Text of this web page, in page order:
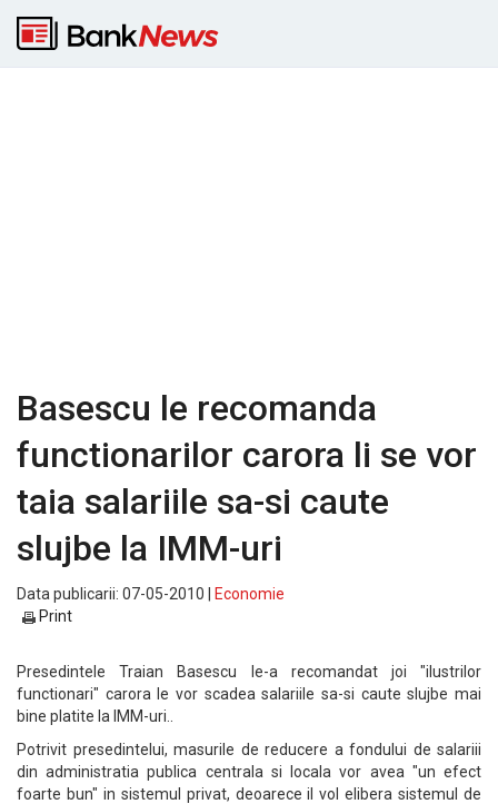
Basescu le recomanda
functionarilor carora li se vor
taia salariile sa-si caute
slujbe la IMM-uri
Data publicarii: 07-05-2010 |
Economie
Print
Presedintele Traian Basescu le-a recomandat joi "ilustrilor
functionari" carora le vor scadea salariile sa-si caute slujbe mai
bine platite la IMM-uri..
Potrivit presedintelui, masurile de reducere a fondului de salariii
din administratia publica centrala si locala vor avea "un efect
foarte bun" in sistemul privat, deoarece il vol elibera sistemul de